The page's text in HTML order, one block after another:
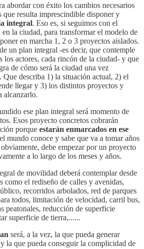
abordar con éxito los cambios necesarios
que resulta imprescindible disponer y
integral. Eso es, si seguimos con el
la ciudad, para transformar el modelo de
en marcha 1, 2 o 3 proyectos aislados.
un plan integral -es decir, que contemple
los actores, cada rincón de la ciudad- y que
de cómo será la ciudad una vez
Que describa 1) la situación actual, 2) el
llegar y 3) los distintos proyectos y
alcanzarlo.
ese plan integral será momento de
Esos proyecto concretos cobrarán
porque estarán enmarcados en ese
mundo conoce y sabe que va a tomar años
debe empezar por un proyecto
a lo largo de los meses y años.
de movilidad deberá contemplar desde
como el rediseño de calles y avenidas,
recorridos arbolados, red de parques
todos, limitación de velocidad, carril bus,
peatonales, reducción de superficie
superficie de tierra,......
será, a la vez, la que pueda generar
la que pueda conseguir la complicidad de